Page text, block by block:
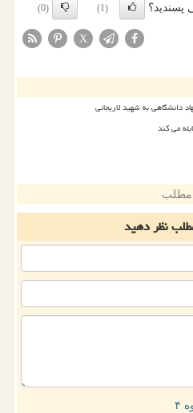
پسندید؟ (1)
(0)
X
دانشگاهی به شهید لاریجانی
می کند
مطلب
نظر دهید